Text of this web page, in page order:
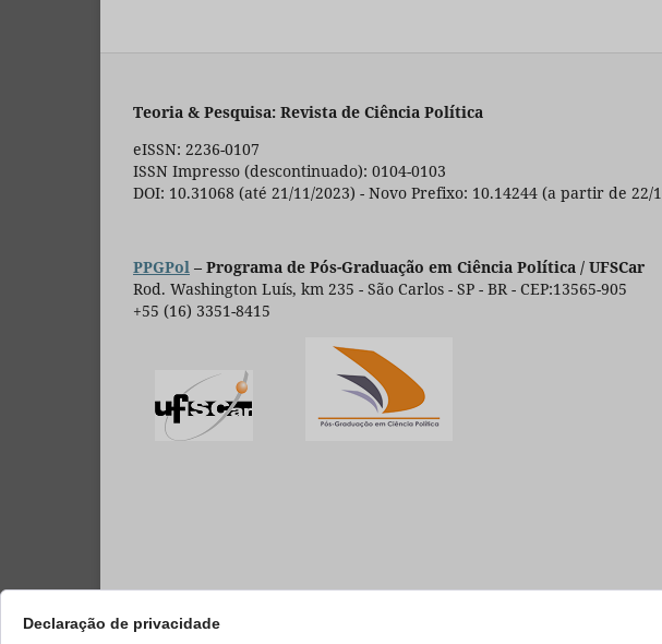
Declaração de privacidade
Teoria & Pesquisa: Revista de Ciência Política
eISSN: 2236-0107
ISSN Impresso (descontinuado): 0104-0103
DOI: 10.31068 (até 21/11/2023) - Novo Prefixo: 10.14244 (a partir de 22/
PPGPol – Programa de Pós-Graduação em Ciência Política / UFSCar
Rod. Washington Luís, km 235 - São Carlos - SP - BR - CEP:13565-905
+55 (16) 3351-8415